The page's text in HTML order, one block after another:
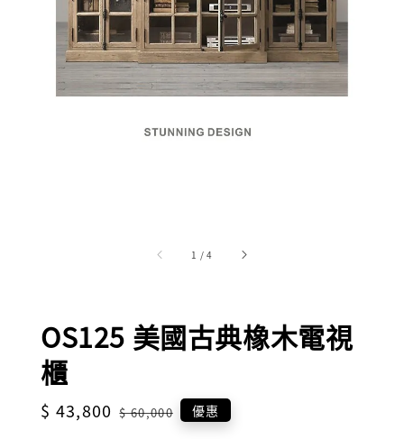
1 /4
OS125 美國古典橡木電視
櫃
Sale
$ 43,800 Regular
$ 60,000 優惠